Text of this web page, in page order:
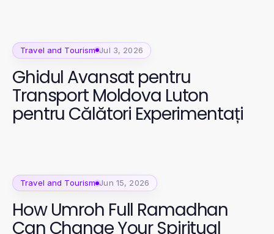
Travel and Tourism Jul 3, 2026
Ghidul Avansat pentru
Transport Moldova Luton
pentru Călători Experimentați
Travel and Tourism Jun 15, 2026
How Umroh Full Ramadhan
Can Change Your Spiritual